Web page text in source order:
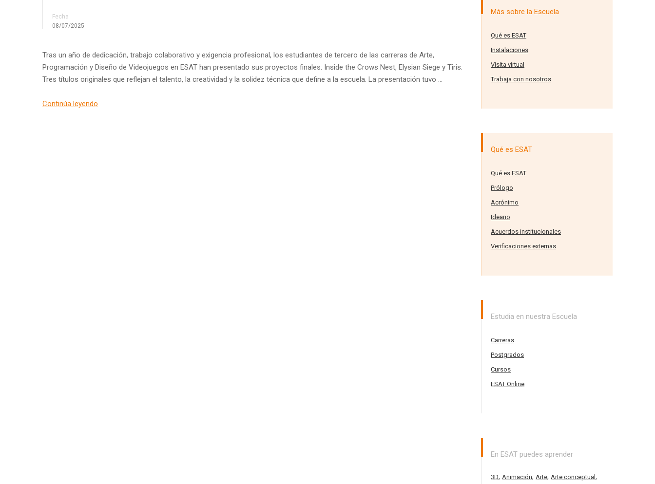
Fecha
08/07/2025
Tras un año de dedicación, trabajo colaborativo y exigencia profesional, los estudiantes de tercero de las carreras de Arte,
Programación y Diseño de Videojuegos en ESAT han presentado sus proyectos finales: Inside the Crows Nest, Elysian Siege y Tiris.
Tres títulos originales que reflejan el talento, la creatividad y la solidez técnica que define a la escuela. La presentación tuvo …
Continúa leyendo
Más sobre la Escuela
Qué es ESAT
Instalaciones
Visita virtual
Trabaja con nosotros
Qué es ESAT
Qué es ESAT
Prólogo
Acrónimo
Ideario
Acuerdos institucionales
Verificaciones externas
Estudia en nuestra Escuela
Carreras
Postgrados
Cursos
ESAT Online
En ESAT puedes aprender
3D, Animación, Arte, Arte conceptual ,